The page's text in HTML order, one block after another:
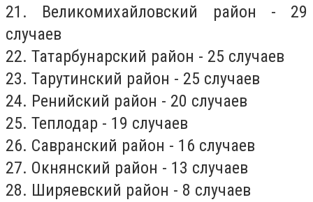
21. Великомихайловский район - 29
случаев
22. Татарбунарский район - 25 случаев
23. Тарутинский район - 25 случаев
24. Ренийский район - 20 случаев
25. Теплодар - 19 случаев
26. Савранский район - 16 случаев
27. Окнянский район - 13 случаев
28. Ширяевский район - 8 случаев